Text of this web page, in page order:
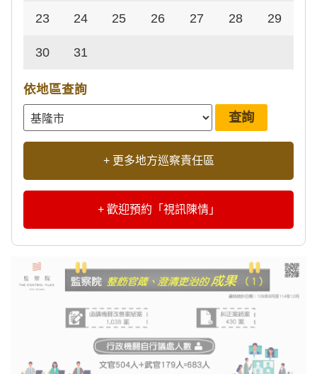
23 24 25 26 27 28 29
30 31
依地區查詢
+ 更多地方巡察責任區
+ 歡迎預約「視訊陳情」